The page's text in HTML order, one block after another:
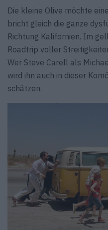
Die kleine Olive möchte
bricht gleich die ganze
Richtung Kalifornien. Im
Roadtrip voller
Wer Steve Carell als
wird ihn auch in dieser
schätzen.